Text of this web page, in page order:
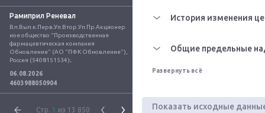
Рамиприл Реневал
Вл.Вып.к.Перв.Уп.Втор.Уп.Пр.Акционер
ное общество "Производственная
фармацевтическая компания
Обновление" (АО "ПФК Обновление"),
Россия (5408151534);
06.08.2026
4603988050904
Стр. 1 из 13 850
История изменения
Общие предельные
Развернуть всё
Показать исходные